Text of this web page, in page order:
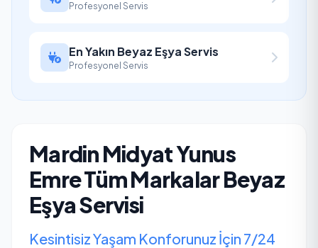
Profesyonel Servis
En Yakın Beyaz Eşya Servis
Profesyonel Servis
Mardin Midyat Yunus
Emre Tüm Markalar Beyaz
Eşya Servisi
Kesintisiz Yaşam Konforunuz İçin 7/24